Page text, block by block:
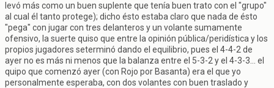
levó más como un buen suplente que tenía buen trato con el "grupo"
al cual él tanto protege); dicho ésto estaba claro que nada de ésto
"pega" con jugar con tres delanteros y un volante sumamente
ofensivo, la suerte quiso que entre la opinión pública/peridística y los
propios jugadores seterminó dando el equilibrio, pues el 4-4-2 de
ayer no es más ni menos que la balanza entre el 5-3-2 y el 4-3-3... el
quipo que comenzó ayer (con Rojo por Basanta) era el que yo
personalmente esperaba, con dos volantes con buen traslado y